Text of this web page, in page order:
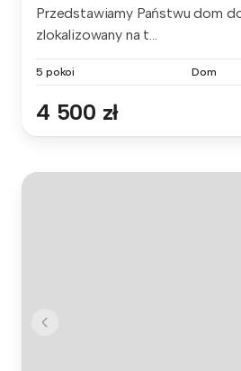
Przedstawiamy Państwu dom
zlokalizowany na t...
5 pokoi Dom
4 500 zł